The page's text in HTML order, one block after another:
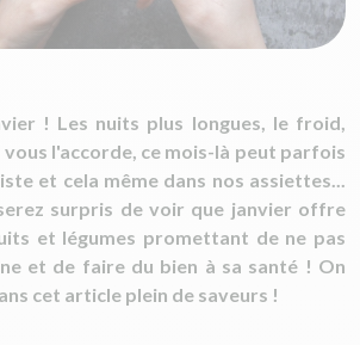
! Les nuits plus longues, le froid,
l'accorde, ce mois-là peut parfois
et cela même dans nos assiettes...
surpris de voir que janvier offre
et légumes promettant de ne pas
et de faire du bien à sa santé ! On
cet article plein de saveurs !